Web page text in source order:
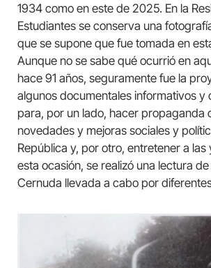
1934 como en este de 2025. En la
Estudiantes se conserva una
que se supone que fue tomada en
Aunque no se sabe qué ocurrió en
hace 91 años, seguramente fue la
algunos documentales informativos y
para, por un lado, hacer propaganda
novedades y mejoras sociales y
República y, por otro, entretener a las
esta ocasión, se realizó una lectura
Cernuda llevada a cabo por